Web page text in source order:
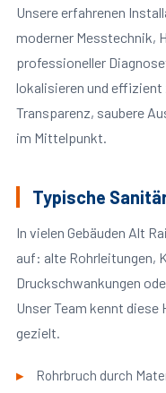
Unsere erfahrenen
moderner Messtechnik,
professioneller
lokalisieren und effizient
Transparenz, saubere
im Mittelpunkt.
Typische
In vielen Gebäuden Alt
auf: alte Rohrleitungen,
Druckschwankungen
Unser Team kennt diese
gezielt.
Rohrbruch durch